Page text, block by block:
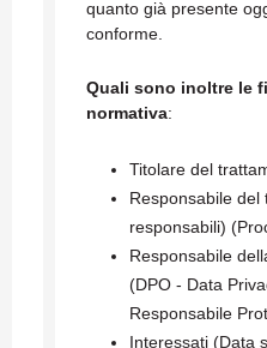
quanto già presente
conforme.
Quali sono inoltre le
normativa:
Titolare del
Responsabile
responsabili)
Responsabile
(DPO - Data
Responsabile
Interessati (Data